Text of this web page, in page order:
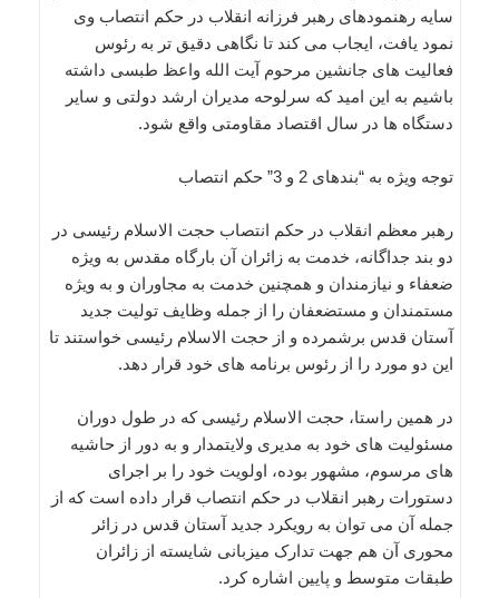
سایه رهنمودهای رهبر فرزانه انقلاب در حکم انتصاب وی
نمود یافت، ایجاب می کند تا نگاهی دقیق تر به رئوس
فعالیت های جانشین مرحوم آیت الله واعظ طبسی داشته
باشیم به این امید که سرلوحه مدیران ارشد دولتی و سایر
دستگاه ها در سال اقتصاد مقاومتی واقع شود.
توجه ویژه به “بندهای 2 و 3” حکم انتصاب
رهبر معظم انقلاب در حکم انتصاب حجت الاسلام رئیسی در
دو بند جداگانه، خدمت به زائران آن بارگاه مقدس به ویژه
ضعفاء و نیازمندان و همچنین خدمت به مجاوران و به ویژه
مستمندان و مستضعفان را از جمله وظایف تولیت جدید
آستان قدس برشمرده و از حجت الاسلام رئیسی خواستند تا
این دو مورد را از رئوس برنامه های خود قرار دهد.
در همین راستا، حجت الاسلام رئیسی که در طول دوران
مسئولیت های خود به مدیری ولایتمدار و به دور از حاشیه
های مرسوم، مشهور بوده، اولویت خود را بر اجرای
دستورات رهبر انقلاب در حکم انتصاب قرار داده است که از
جمله آن می توان به رویکرد جدید آستان قدس در زائر
محوری آن هم جهت تدارک میزبانی شایسته از زائران
طبقات متوسط و پایین اشاره کرد.